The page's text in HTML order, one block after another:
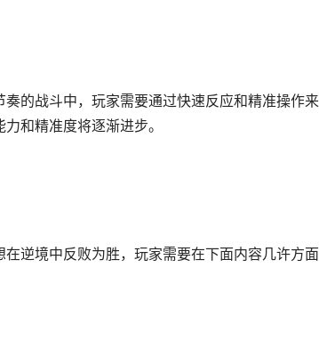
的战斗中，玩家需要通过快速反应和精准操作
和精准度将逐渐进步。
逆境中反败为胜，玩家需要在下面内容几许方